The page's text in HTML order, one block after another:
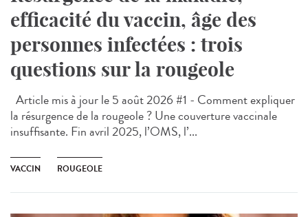
efficacité du vaccin, âge des
personnes infectées : trois
questions sur la rougeole
Article mis à jour le 5 août 2026 #1 - Comment expliquer
la résurgence de la rougeole ? Une couverture vaccinale
insuffisante. Fin avril 2025, l’OMS, l’...
VACCIN ROUGEOLE